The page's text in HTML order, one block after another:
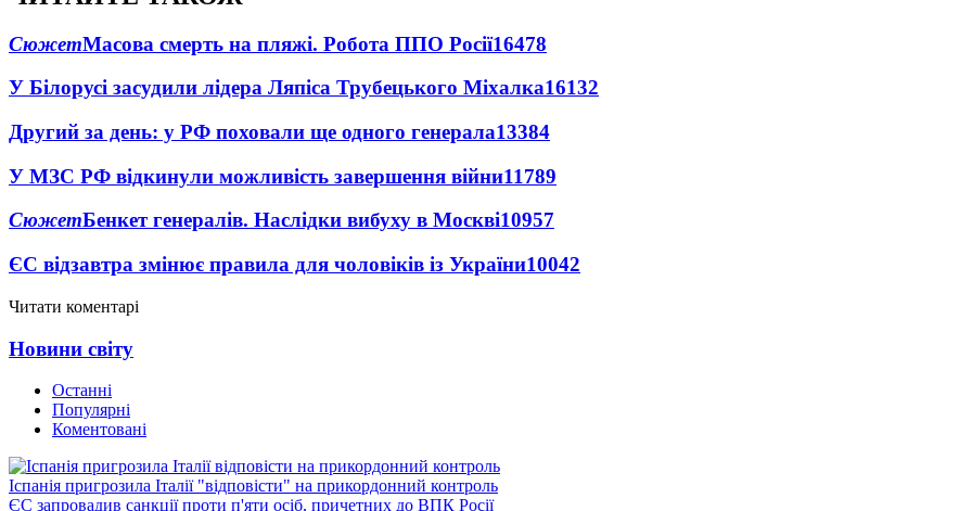
СюжетМасова смерть на пляжі. Робота ППО Росії16478
У Білорусі засудили лідера Ляпіса Трубецького Міхалка16132
Другий за день: у РФ поховали ще одного генерала13384
У МЗС РФ відкинули можливість завершення війни11789
СюжетБенкет генералів. Наслідки вибуху в Москві10957
ЄС відзавтра змінює правила для чоловіків із України10042
Читати коментарі
Новини світу
Останні
Популярні
Коментовані
Іспанія пригрозила Італії "відповісти" на прикордонний контроль
ЄС запровадив санкції проти п'яти осіб, причетних до ВПК Росії